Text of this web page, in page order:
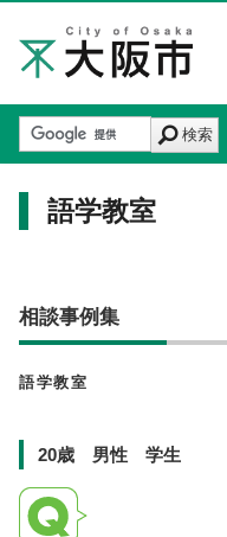
検索
語学教室
相談事例集
語学教室
20歳 男性 学生